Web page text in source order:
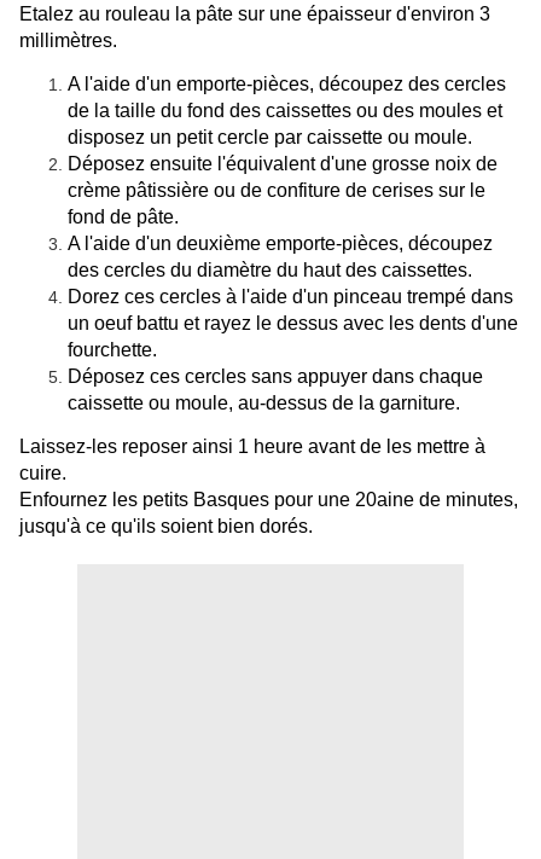
Etalez au rouleau la pâte sur une épaisseur d'environ 3
millimètres.
A l'aide d'un emporte-pièces, découpez des cercles
de la taille du fond des caissettes ou des moules et
disposez un petit cercle par caissette ou moule.
Déposez ensuite l'équivalent d'une grosse noix de
crème pâtissière ou de confiture de cerises sur le
fond de pâte.
A l'aide d'un deuxième emporte-pièces, découpez
des cercles du diamètre du haut des caissettes.
Dorez ces cercles à l'aide d'un pinceau trempé dans
un oeuf battu et rayez le dessus avec les dents d'une
fourchette.
Déposez ces cercles sans appuyer dans chaque
caissette ou moule, au-dessus de la garniture.
Laissez-les reposer ainsi 1 heure avant de les mettre à
cuire.
Enfournez les petits Basques pour une 20aine de minutes,
jusqu'à ce qu'ils soient bien dorés.